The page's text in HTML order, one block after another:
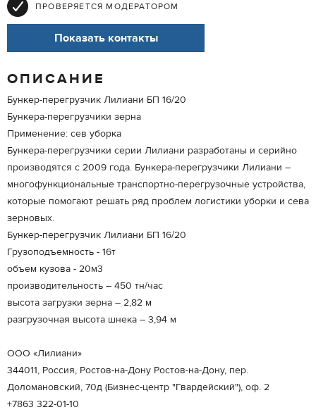
ПРОВЕРЯЕТСЯ МОДЕРАТОРОМ
Показать контакты
ОПИСАНИЕ
Бункер-перегрузчик Лилиани БП 16/20
Бункера-перегрузчики зерна
Применение: сев уборка
Бункера-перегрузчики серии Лилиани разработаны и серийно
производятся с 2009 года. Бункера-перегрузчики Лилиани –
многофункциональные транспортно-перегрузочные устройства,
которые помогают решать ряд проблем логистики уборки и сева
зерновых.
Бункер-перегрузчик Лилиани БП 16/20
Грузоподъемность - 16т
объем кузова - 20м3
производительность – 450 тн/час
высота загрузки зерна – 2,82 м
разгрузочная высота шнека – 3,94 м
ООО «Лилиани»
344011, Россия, Ростов-на-Дону Ростов-на-Дону, пер.
Доломановский, 70д (Бизнес-центр "Гвардейский"), оф. 2
+7863 322-01-10